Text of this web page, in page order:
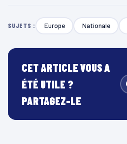
SUJETS : Europe Nationale
CET ARTICLE VOUS A
ÉTÉ UTILE ?
PARTAGEZ-LE